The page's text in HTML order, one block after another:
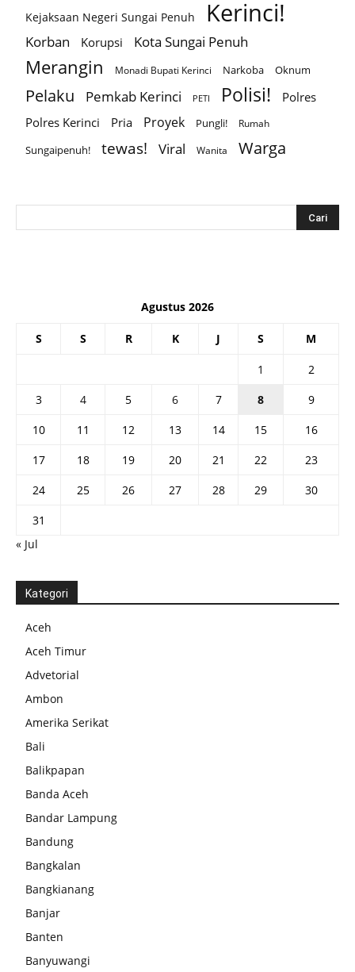
Kejaksaan Negeri Sungai Penuh Kerinci!
Korban Korupsi Kota Sungai Penuh
Merangin Monadi Bupati Kerinci Narkoba Oknum
Pelaku Pemkab Kerinci PETI Polisi!
Polres
Polres Kerinci
Pria Proyek Pungli! Rumah
Sungaipenuh! tewas! Viral Wanita Warga
Agustus 2026
S S R K J S M
1
2
3
4 5 6 7 8
9
10
11 12 13 14 15
16
17
18 19 20 21 22
23
24
25 26 27 28 29
30
31
« Jul
Kategori
Aceh
Aceh Timur
Advetorial
Ambon
Amerika Serikat
Bali
Balikpapan
Banda Aceh
Bandar Lampung
Bandung
Bangkalan
Bangkianang
Banjar
Banten
Banyuwangi